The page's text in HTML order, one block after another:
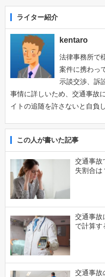
ライター紹介
kentaro
法律事務所で
案件に携わっ
示談交渉、訴
事情に詳しいため、交通事故
イトの追随を許さないと自負
この人が書いた記事
交通事故
失割合は
交通事故
で計算す
交通事故